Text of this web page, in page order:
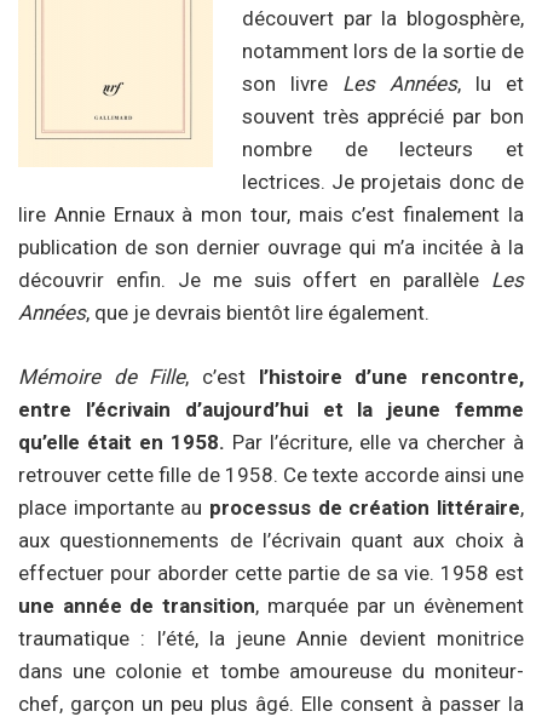
découvert par la blogosphère,
notamment lors de la sortie de
son livre Les Années, lu et
souvent très apprécié par bon
nombre de lecteurs et
lectrices. Je projetais donc de
lire Annie Ernaux à mon tour, mais c’est finalement la
publication de son dernier ouvrage qui m’a incitée à la
découvrir enfin. Je me suis offert en parallèle Les
Années, que je devrais bientôt lire également.
Mémoire de Fille, c’est l’histoire d’une rencontre,
entre l’écrivain d’aujourd’hui et la jeune femme
qu’elle était en 1958. Par l’écriture, elle va chercher à
retrouver cette fille de 1958. Ce texte accorde ainsi une
place importante au processus de création littéraire,
aux questionnements de l’écrivain quant aux choix à
effectuer pour aborder cette partie de sa vie. 1958 est
une année de transition, marquée par un évènement
traumatique : l’été, la jeune Annie devient monitrice
dans une colonie et tombe amoureuse du moniteur-
chef, garçon un peu plus âgé. Elle consent à passer la